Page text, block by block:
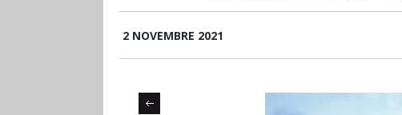
2 NOVEMBRE 2021